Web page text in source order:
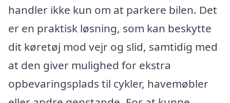
handler ikke kun om at parkere bilen. Det
er en praktisk løsning, som kan beskytte
dit køretøj mod vejr og slid, samtidig med
at den giver mulighed for ekstra
opbevaringsplads til cykler, havemøbler